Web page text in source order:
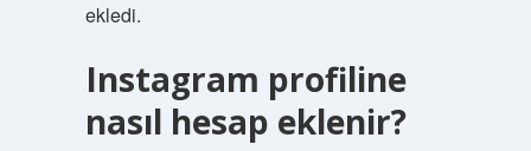
ekledi.
Instagram profiline
nasıl hesap eklenir?